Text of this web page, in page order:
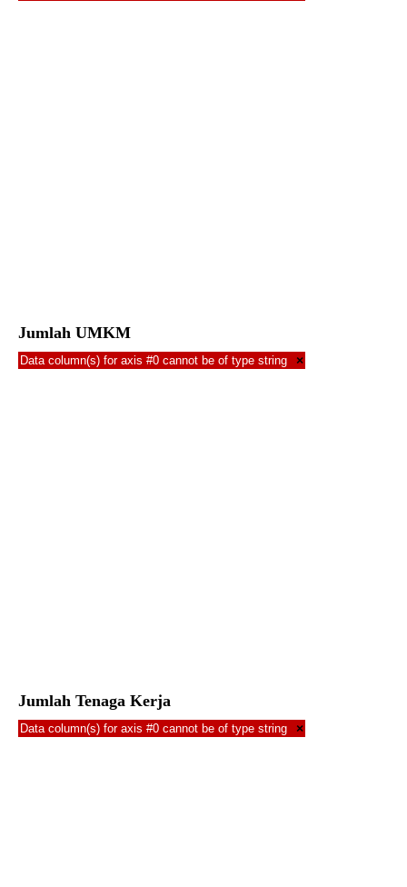
Jumlah UMKM
Data column(s) for axis #0 cannot be of type string ×
Jumlah Tenaga Kerja
Data column(s) for axis #0 cannot be of type string ×